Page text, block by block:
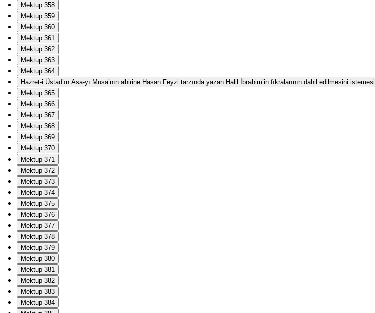
Mektup 358
Mektup 359
Mektup 360
Mektup 361
Mektup 362
Mektup 363
Mektup 364
Hazret-i Üstad’ın Asa-yı Musa’nın ahirine Hasan Feyzi tarzında yazan Halil İbrahim’in fıkralarının dahil edilmesini istemesi
Mektup 365
Mektup 366
Mektup 367
Mektup 368
Mektup 369
Mektup 370
Mektup 371
Mektup 372
Mektup 373
Mektup 374
Mektup 375
Mektup 376
Mektup 377
Mektup 378
Mektup 379
Mektup 380
Mektup 381
Mektup 382
Mektup 383
Mektup 384